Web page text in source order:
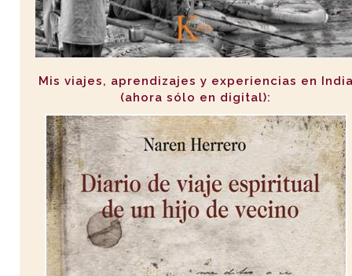
Mis viajes, aprendizajes y experiencias en
(ahora sólo en digital):